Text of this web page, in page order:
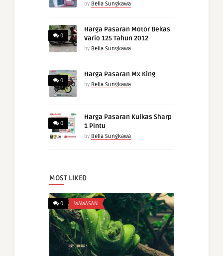
by Bella Sungkawa
0
Harga Pasaran Motor Bekas
Vario 125 Tahun 2012
by Bella Sungkawa
0
Harga Pasaran Mx King
by Bella Sungkawa
0
Harga Pasaran Kulkas Sharp
1 Pintu
by Bella Sungkawa
MOST LIKED
0 WAWASAN